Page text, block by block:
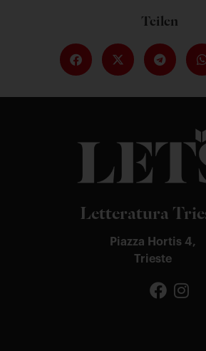
Teilen
Letteratura
Piazza Hortis 4,
Trieste